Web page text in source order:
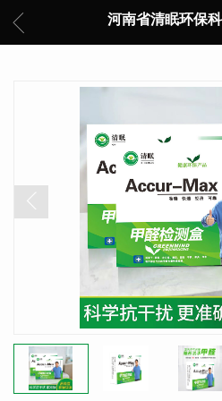
河南省清眠环保